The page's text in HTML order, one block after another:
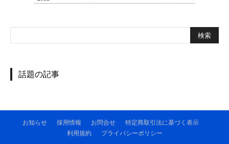
話題の記事
お知らせ 採用情報 お問合せ
特定商取引法に基づく表示
利用規約
プライバシーポリシー